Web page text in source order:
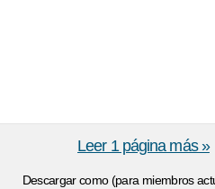
Descargar como (para miembros
Leer 1 página más »